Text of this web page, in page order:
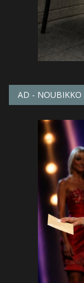
AD - NOUBIKKO